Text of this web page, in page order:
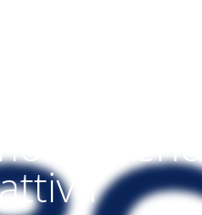
rifacendo